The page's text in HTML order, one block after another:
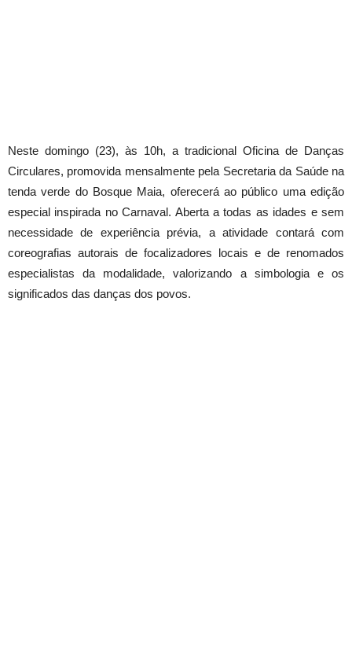
Neste domingo (23), às 10h, a tradicional Oficina de Danças
Circulares, promovida mensalmente pela Secretaria da Saúde na
tenda verde do Bosque Maia, oferecerá ao público uma edição
especial inspirada no Carnaval. Aberta a todas as idades e sem
necessidade de experiência prévia, a atividade contará com
coreografias autorais de focalizadores locais e de renomados
especialistas da modalidade, valorizando a simbologia e os
significados das danças dos povos.